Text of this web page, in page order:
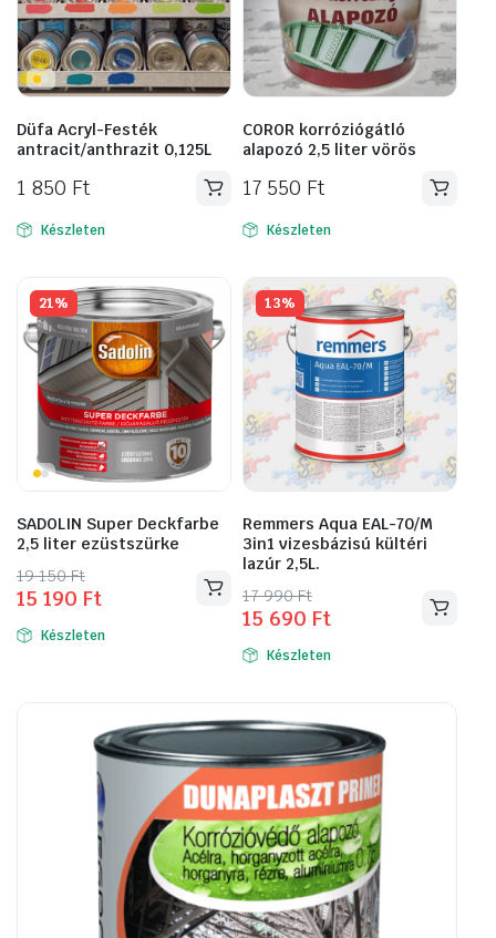
Düfa Acryl-Festék
antracit/anthrazit 0,125L
1 850 Ft
Készleten
COROR korróziógátló
alapozó 2,5 liter vörös
17 550 Ft
Készleten
21%
SADOLIN Super Deckfarbe
2,5 liter ezüstszürke
19 150Ft
Original
price
was:
15 190 Ft
Current
price
is: Készleten
13%
Remmers Aqua EAL-70/M
3in1 vizesbázisú kültéri
lazúr 2,5L.
17 990Ft
Original
price
was:
15 690 Ft
Current
price
is:
Ennek
a
variációja
van.
változatok
a
termékoldalon
választhatók
ki
Készleten